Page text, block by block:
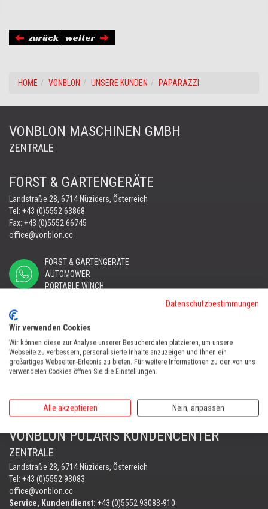
zurück weiter
HOME VONBLON UNSERE KUNDEN PAPARAZZI
VONBLON MASCHINEN GMBH
ZENTRALE
FORST & GARTENGERÄTE
Landstraße 28, 6714 Nüziders, Österreich
Tel: +43 (0)5552 63868
Fax: +43 (0)5552 66745
office@vonblon.cc
FORST & GARTENGERÄTE
AUTOMOWER
PORTABLE WINCH
AUTOMOWER
Automower Kundendienst Nüziders
AUTOMOWER SHOP LUSTENAU
Mobil:
+43 676 780 96 73
VONBLON POLARIS KUNDENCENTER
ZENTRALE
Landstraße 28, 6714 Nüziders, Österreich
Tel: +43 (0)5552 93083
office@vonblon.cc
Service, Kundendienst: +43 (0)5552 93083-910
Datenschutzbestimmungen
Wir verwenden Cookies
Wir können diese zur Analyse unserer Besucherdaten platzieren, um unsere
Webseite zu verbessern, personalisierte Inhalte anzuzeigen und Ihnen ein
großartiges Webseiten-Erlebnis zu bieten. Für weitere Informationen zu den von uns
verwendeten Cookies öffnen Sie die Einstellungen.
Alle akzeptieren Nein, anpassen